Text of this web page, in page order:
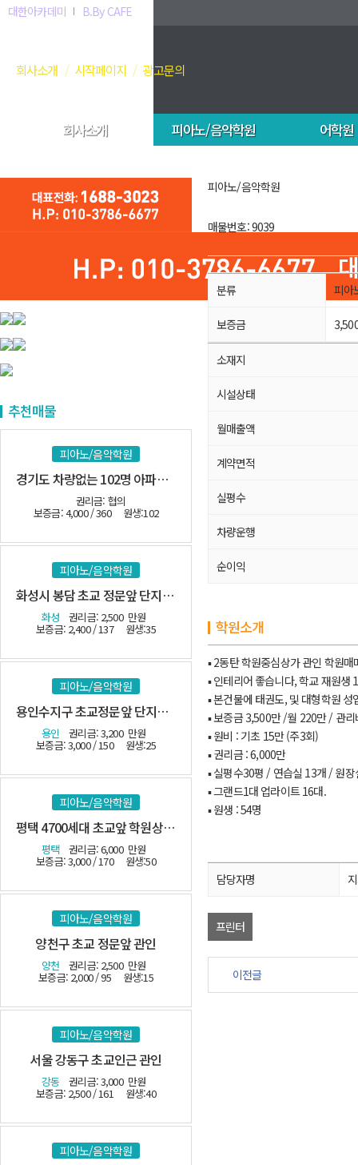
대한아카데미 B.By CAFE
회사소개 시작페이지 광고문의
회사소개 피아노/음악학원 어학원
추천매물
피아노/음악학원
경기도 차량없는 102명 아파트 밀집지역
권리금: 협의
보증금: 4,000 / 360 원생:102
피아노/음악학원
화성시 봉담 초교 정문앞 단지내 관인음악
화성 권리금: 2,500 만원
보증금: 2,400 / 137 원생:35
피아노/음악학원
용인수지구 초교정문앞 단지내 관인
용인 권리금: 3,200 만원
보증금: 3,000 / 150 원생:25
피아노/음악학원
평택 4700세대 초교앞 학원상가 관인
평택 권리금: 6,000 만원
보증금: 3,000 / 170 원생:50
피아노/음악학원
양천구 초교 정문앞 관인
양천 권리금: 2,500 만원
보증금: 2,000 / 95 원생:15
피아노/음악학원
서울 강동구 초교인근 관인
강동 권리금: 3,000 만원
보증금: 2,500 / 161 원생:40
피아노/음악학원
피아노/음악학원
매물번호: 9039
분류 피아
보증금
소재지
시설상태
월매출액
계약면적
실평수
차량운행
순이익
학원소개
▪ 2동탄 학원중심상가 관인 학원매
▪ 인테리어 좋습니다, 학교 재원생
▪ 본건물에 태권도, 및 대형학원 성
▪ 보증금 3,500만 /월 220만 / 관
▪ 원비 : 기초 15만 (주3회)
▪ 권리금 : 6,000만
▪ 실평수30평 / 연습실 13개 / 원
▪ 그랜드1대 업라이트 16대.
▪ 원생 : 54명
담당자명
프린터
이전글